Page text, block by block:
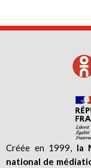
Créée en 1999, la
national de